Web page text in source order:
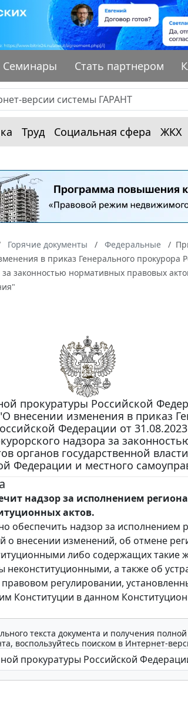
Семинары Стать партнером
Труд Социальная сфера ЖКХ
Горячие документы Федеральные
в приказ Генерального прокурора
за законностью нормативных правовых
прокуратуры Российской
внесении изменения в приказ
Федерации от
надзора за
органов государственной
Федерации и местного
надзор за исполнением
актов.
обеспечить надзор за исполнением
о внесении изменений, об отмене
либо содержащих такие
неконституционными, а также об
регулировании,
Конституции в данном
текста документа и получения
воспользуйтесь поиском в Интернет-